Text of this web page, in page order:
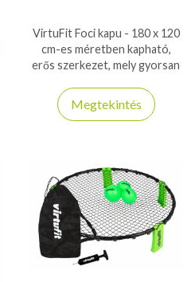
VirtuFit Foci kapu - 180 x 120
cm-es méretben kapható,
erős szerkezet, mely gyorsan
Megtekintés